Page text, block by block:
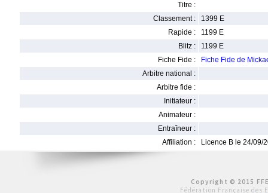
Titre :
Classement :
1399 E
Rapide :
1199 E
Blitz :
1199 E
Fiche Fide :
Fiche Fide de
Arbitre national :
Arbitre fide :
Initiateur :
Animateur :
Entraîneur :
Affiliation :
Licence B le 24/09/
Copyright © 2015
Fédération Française des